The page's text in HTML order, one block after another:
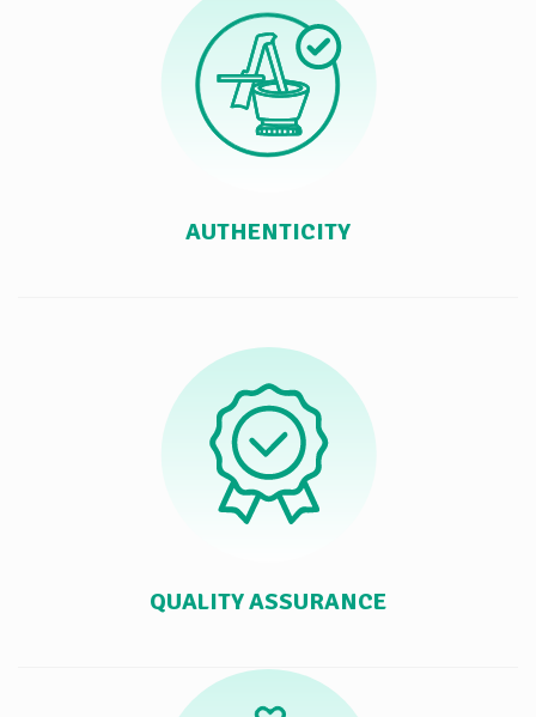
AUTHENTICITY
QUALITY ASSURANCE